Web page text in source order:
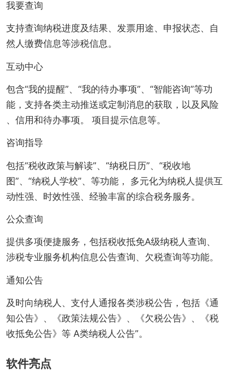
我要查询
支持查询纳税进度及结果、发票用途、申报状态、自
然人缴费信息等涉税信息。
互动中心
包含“我的提醒”、“我的待办事项”、“智能咨询”等功
能，支持各类主动推送或定制消息的获取，以及风险
、信用和待办事项。 项目提示信息等。
咨询指导
包括“税收政策与解读”、“纳税日历”、“税收地
图”、“纳税人学校”、等功能， 多元化为纳税人提供互
动性强、时效性强、经验丰富的综合税务服务。
公众查询
提供多项便捷服务，包括税收抵免A级纳税人查询、
涉税专业服务机构信息公告查询、欠税查询等功能。
通知公告
及时向纳税人、支付人通报各类涉税公告，包括《通
知公告》、《政策法规公告》、《欠税公告》、《税
收抵免公告》等 A类纳税人公告”。
软件亮点